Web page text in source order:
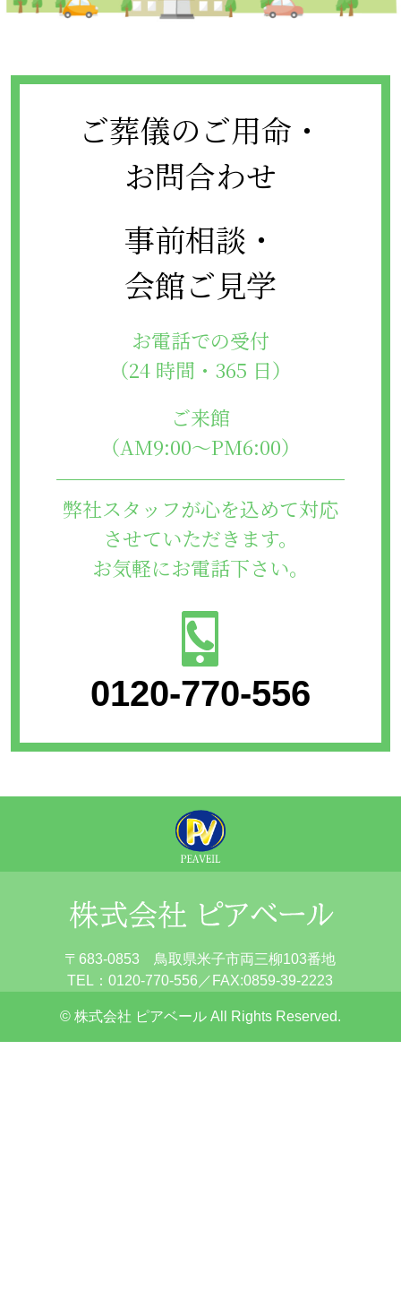
ご葬儀のご用命・
お問合わせ
事前相談・
会館ご見学
お電話での受付
（24 時間・365 日）
ご来館
（AM9:00～PM6:00）
弊社スタッフが心を込めて対応
させていただきます。
お気軽にお電話下さい。
0120-770-556
〒683-0853 鳥取県米子市両三柳103番地
TEL：0120-770-556／FAX:0859-39-2223
© 株式会社 ピアベール All Rights Reserved.